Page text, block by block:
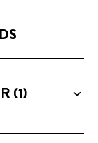
(1)